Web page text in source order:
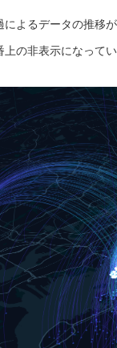
よるデータの推移
の非表示になって